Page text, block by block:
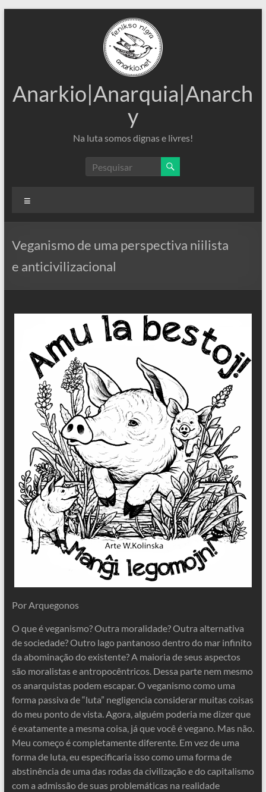
Anarkio|Anarquia|Anarch
y
Na luta somos dignas e livres!
Veganismo de uma perspectiva niilista
e anticivilizacional
Por Arquegonos
O que é veganismo? Outra moralidade? Outra alternativa
de sociedade? Outro lago pantanoso dentro do mar infinito
da abominação do existente? A maioria de seus aspectos
são moralistas e antropocêntricos. Dessa parte nem mesmo
os anarquistas podem escapar. O veganismo como uma
forma passiva de “luta” negligencia considerar muitas coisas
do meu ponto de vista. Agora, alguém poderia me dizer que
é exatamente a mesma coisa, já que você é vegano. Mas não.
Meu começo é completamente diferente. Em vez de uma
forma de luta, eu especificaria isso como uma forma de
abstinência de uma das rodas da civilização e do capitalismo
com a admissão de suas problemáticas na realidade